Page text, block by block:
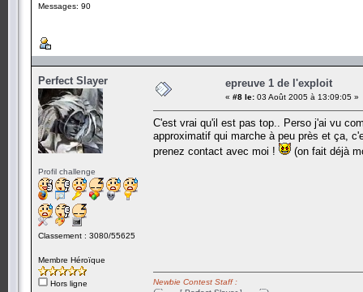
Messages: 90
Perfect Slayer
Profil challenge
Classement : 3080/55625
Membre Héroïque
Hors ligne
epreuve 1 de l'exploit
« #8 le: 03 Août 2005 à 13:09:05 »
C'est vrai qu'il est pas top.. Perso j'ai vu
approximatif qui marche à peu près et ça,
prenez contact avec moi !
(on fait déjà
Newbie Contest Staff :